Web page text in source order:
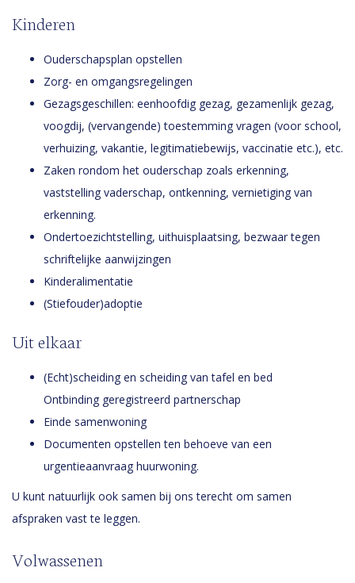
Kinderen
Ouderschapsplan opstellen
Zorg- en omgangsregelingen
Gezagsgeschillen: eenhoofdig gezag, gezamenlijk gezag,
voogdij, (vervangende) toestemming vragen (voor school,
verhuizing, vakantie, legitimatiebewijs, vaccinatie etc.), etc.
Zaken rondom het ouderschap zoals erkenning,
vaststelling vaderschap, ontkenning, vernietiging van
erkenning.
Ondertoezichtstelling, uithuisplaatsing, bezwaar tegen
schriftelijke aanwijzingen
Kinderalimentatie
(Stiefouder)adoptie
Uit elkaar
(Echt)scheiding en scheiding van tafel en bed
Ontbinding geregistreerd partnerschap
Einde samenwoning
Documenten opstellen ten behoeve van een
urgentieaanvraag huurwoning.
U kunt natuurlijk ook samen bij ons terecht om samen
afspraken vast te leggen.
Volwassenen